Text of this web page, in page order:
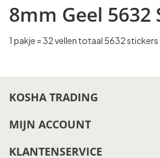
8mm Geel 5632
1 pakje = 32 vellen totaal 5632 stickers
KOSHA TRADING
MIJN ACCOUNT
KLANTENSERVICE